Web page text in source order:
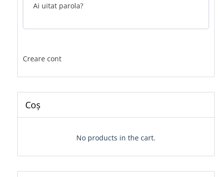
Ai uitat parola?
Creare cont
Coș
No products in the cart.